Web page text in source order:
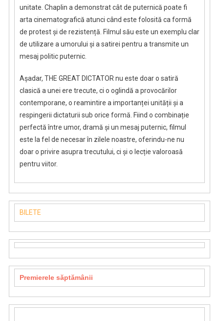
unitate. Chaplin a demonstrat cât de puternică poate fi
arta cinematografică atunci când este folosită ca formă
de protest și de rezistență. Filmul său este un exemplu clar
de utilizare a umorului și a satirei pentru a transmite un
mesaj politic puternic.
Așadar, THE GREAT DICTATOR nu este doar o satiră
clasică a unei ere trecute, ci o oglindă a provocărilor
contemporane, o reamintire a importanței unității și a
respingerii dictaturii sub orice formă. Fiind o combinație
perfectă între umor, dramă și un mesaj puternic, filmul
este la fel de necesar în zilele noastre, oferindu-ne nu
doar o privire asupra trecutului, ci și o lecție valoroasă
pentru viitor.
BILETE
Premierele săptămânii